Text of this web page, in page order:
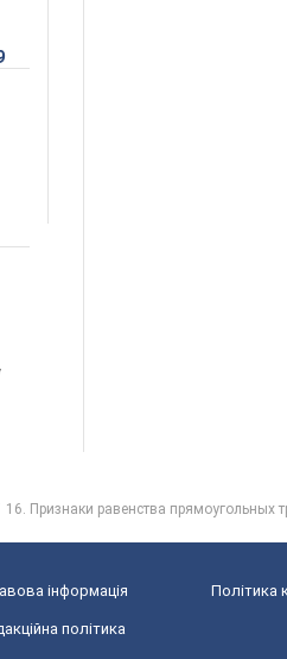
16. Признаки равенства прямоугольных
інформація Політика
політика